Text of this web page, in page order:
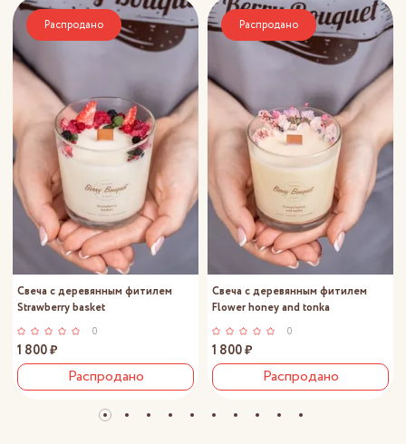
Распродано
Свеча с деревянным фитилем
Strawberry basket
0
1 800 ₽
Распродано
Распродано
Свеча с деревянным фитилем
Flower honey and tonka
0
1 800 ₽
Распродано